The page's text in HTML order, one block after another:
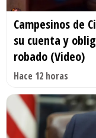
Campesinos de
su cuenta y
robado (Video)
Hace 12 horas